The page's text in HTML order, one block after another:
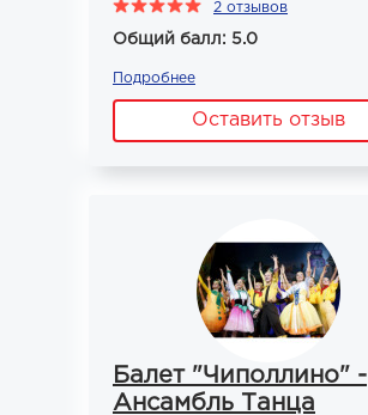
2 отзывов
Общий балл: 5.0
Подробнее
Оставить отзыв
Балет "Чиполлино" -
Ансамбль Танца